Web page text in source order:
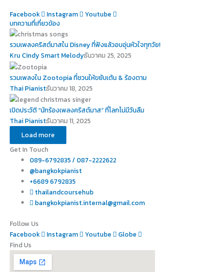
Facebook Instagram
Youtube
บทความที่เกี่ยวข้อง
รวมเพลงคริสต์มาสใน Disney ที่ฟังแล้วอบอุ่นหัวใจทุกวัย!
Kru Cindy Smart Melodyธันวาคม 25, 2025
รวมเพลงใน Zootopia ที่ชวนให้ขยับเต้น & ร้องตาม
Thai Pianistธันวาคม 18, 2025
เปิดประวัติ “นักร้องเพลงคริสต์มาส” ที่โลกไม่มีวันลืม
Thai Pianistธันวาคม 11, 2025
Load more
Get In Touch
089-6792835 / 087-2222622
@bangkokpianist
+6689 6792835
thailandcoursehub
bangkokpianist.internal@gmail.com
Follow Us
Facebook
Instagram Youtube
Globe
Find Us